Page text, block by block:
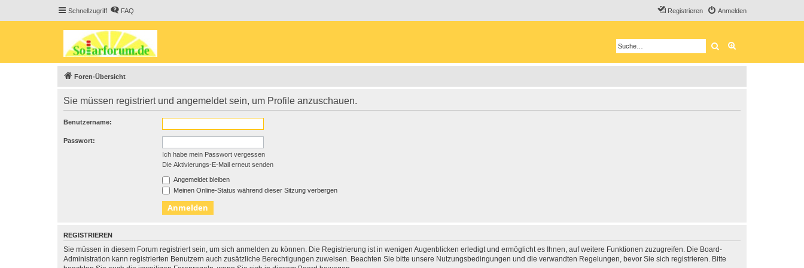
Schnellzugriff FAQ Anmelden
Registrieren
Suche
Foren-Übersicht
Sie müssen registriert und angemeldet sein, um Profile anzuschauen.
Benutzername:
Passwort:
Ich habe mein Passwort vergessen
Die Aktivierungs-E-Mail erneut senden
Angemeldet bleiben
Meinen Online-Status während dieser Sitzung verbergen
REGISTRIEREN
Sie müssen in diesem Forum registriert sein, um sich anmelden zu können. Die Registrierung ist in wenigen Augenblicken erledigt und ermöglicht es Ihnen, auf weitere Funktionen zuzugreifen. Die Board-
Administration kann registrierten Benutzern auch zusätzliche Berechtigungen zuweisen. Beachten Sie bitte unsere Nutzungsbedingungen und die verwandten Regelungen, bevor Sie sich registrieren. Bitte